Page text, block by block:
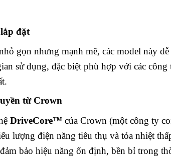
đặt
gọn nhưng mạnh mẽ, các model này
sử dụng, đặc biệt phù hợp với các
từ Crown
DriveCore™ của Crown (một công ty
lượng điện năng tiêu thụ và tỏa nhiệt
bảo hiệu năng ổn định, bền bỉ trong